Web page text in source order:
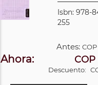
Isbn: 978-
255
Antes:COP
Ahora: COP
Descuento: